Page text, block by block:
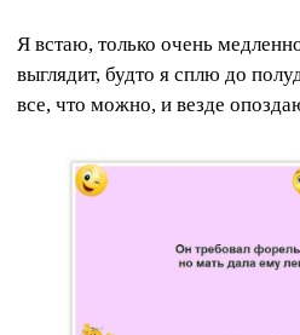
Я встаю, только очень
выглядит, будто я сплю до
все, что можно, и везде